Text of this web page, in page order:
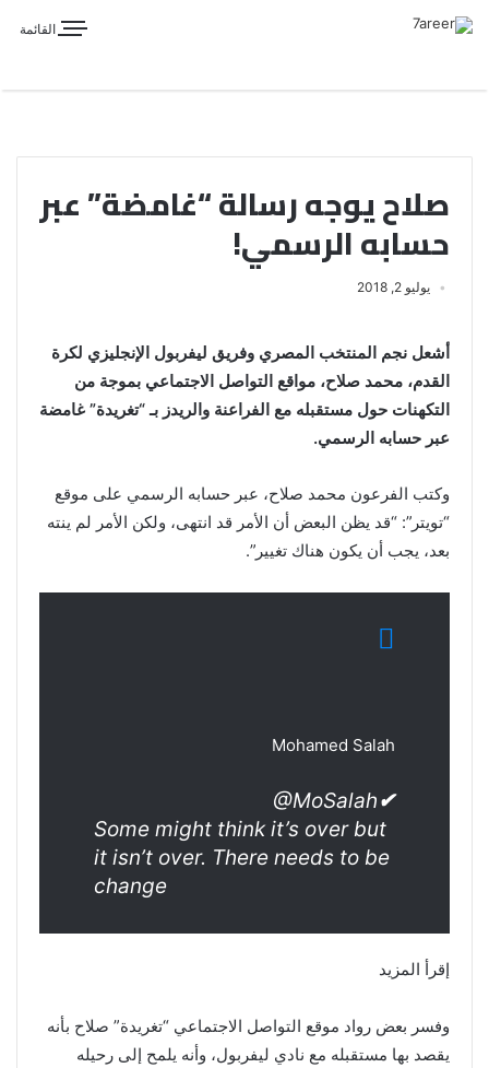
القائمة
صلاح يوجه رسالة “غامضة” عبر
حسابه الرسمي!
يوليو 2, 2018
أشعل نجم المنتخب المصري وفريق ليفربول الإنجليزي لكرة
القدم، محمد صلاح، مواقع التواصل الاجتماعي بموجة من
التكهنات حول مستقبله مع الفراعنة والريدز بـ “تغريدة” غامضة
عبر حسابه الرسمي.
وكتب الفرعون محمد صلاح، عبر حسابه الرسمي على موقع
“تويتر”: “قد يظن البعض أن الأمر قد انتهى، ولكن الأمر لم ينته
بعد، يجب أن يكون هناك تغيير”.
Mohamed Salah
✔
@MoSalah
Some might think it’s over but
it isn’t over. There needs to be
change
إقرأ المزيد
وفسر بعض رواد موقع التواصل الاجتماعي “تغريدة” صلاح بأنه
يقصد بها مستقبله مع نادي ليفربول، وأنه يلمح إلى رحيله